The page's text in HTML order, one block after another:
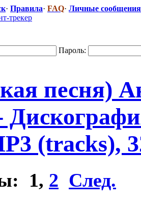
· Правила· FAQ· Личные сообщения
Пароль:
песня)
(tracks),
1, 2 След.